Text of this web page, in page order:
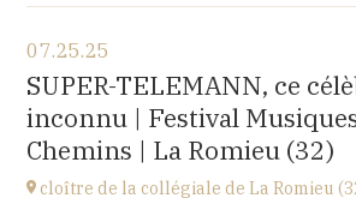
église Santa Coloma,
Plaça d'Andreu Xandri, 17539 Ger
at19H00
Buy your tickets
07.25.25
SUPER-TELEMANN, ce
inconnu | Festival
Chemins | La Romieu (32)
cloître de la collégiale de La Romieu